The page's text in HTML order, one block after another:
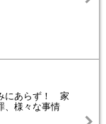
にあらず！ 家
、様々な事情